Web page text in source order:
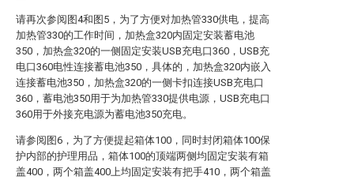
请再次参阅图4和图5，为了方便对加热管330供电，提高
加热管330的工作时间，加热盒320内固定安装蓄电池
350，加热盒320的一侧固定安装USB充电口360，USB充
电口360电性连接蓄电池350，具体的，加热盒320内嵌入
连接蓄电池350，加热盒320的一侧卡扣连接USB充电口
360，蓄电池350用于为加热管330提供电源，USB充电口
360用于外接充电源为蓄电池350充电。
请参阅图6，为了方便提起箱体100，同时封闭箱体100保
护内部的护理用品，箱体100的顶端两侧均固定安装有箱
盖400，两个箱盖400上均固定安装有把手410，两个箱盖